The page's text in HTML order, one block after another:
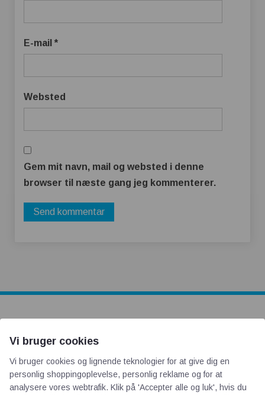
E-mail *
Websted
Gem mit navn, mail og websted i denne
browser til næste gang jeg kommenterer.
Om os
Priser
Vi bruger cookies
Vi bruger cookies og lignende teknologier for at give dig en
personlig shoppingoplevelse, personlig reklame og for at
analysere vores webtrafik. Klik på 'Accepter alle og luk', hvis du